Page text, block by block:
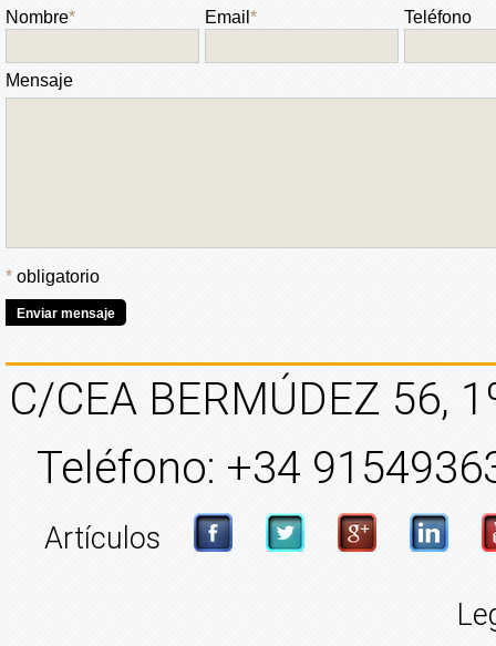
Nombre* Email * Teléfono
Mensaje
* obligatorio
Enviar mensaje
C/CEA BERMÚDEZ 56,
Teléfono: +34
Artículos